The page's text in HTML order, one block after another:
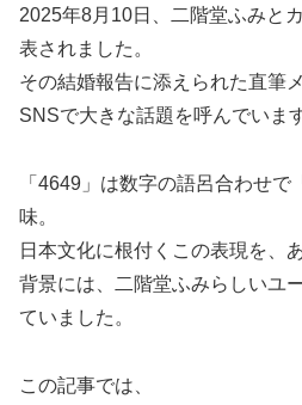
2025年8月10日、二階堂ふみと
表されました。
その結婚報告に添えられた直筆
SNSで大きな話題を呼んでいます
「4649」は数字の語呂合わせ
味。
日本文化に根付くこの表現を、
背景には、二階堂ふみらしいユ
ていました。
この記事では、